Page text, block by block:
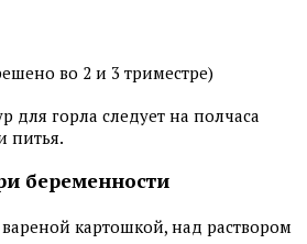
во 2 и 3 триместре)
для горла следует на полчаса
питья.
беременности
картошкой, над раствором